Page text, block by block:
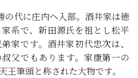
の代に庄内へ入部。酒井家は徳
系で、新田源氏を祖とし松平
家です。酒井家初代忠次は、
父でもあります。家康第一の
王筆頭と称された大物です。